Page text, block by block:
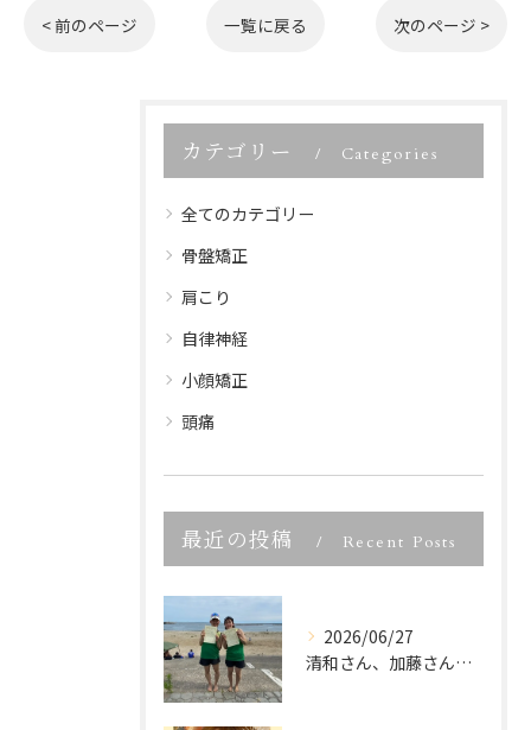
< 前のページ 一覧に戻る 次のページ >
カテゴリー Categories
全てのカテゴリー
骨盤矯正
肩こり
自律神経
小顔矯正
頭痛
最近の投稿 Recent Posts
2026/06/27
清和さん、加藤さん、宮城県ビーチバレー大会優勝、本当におめで...